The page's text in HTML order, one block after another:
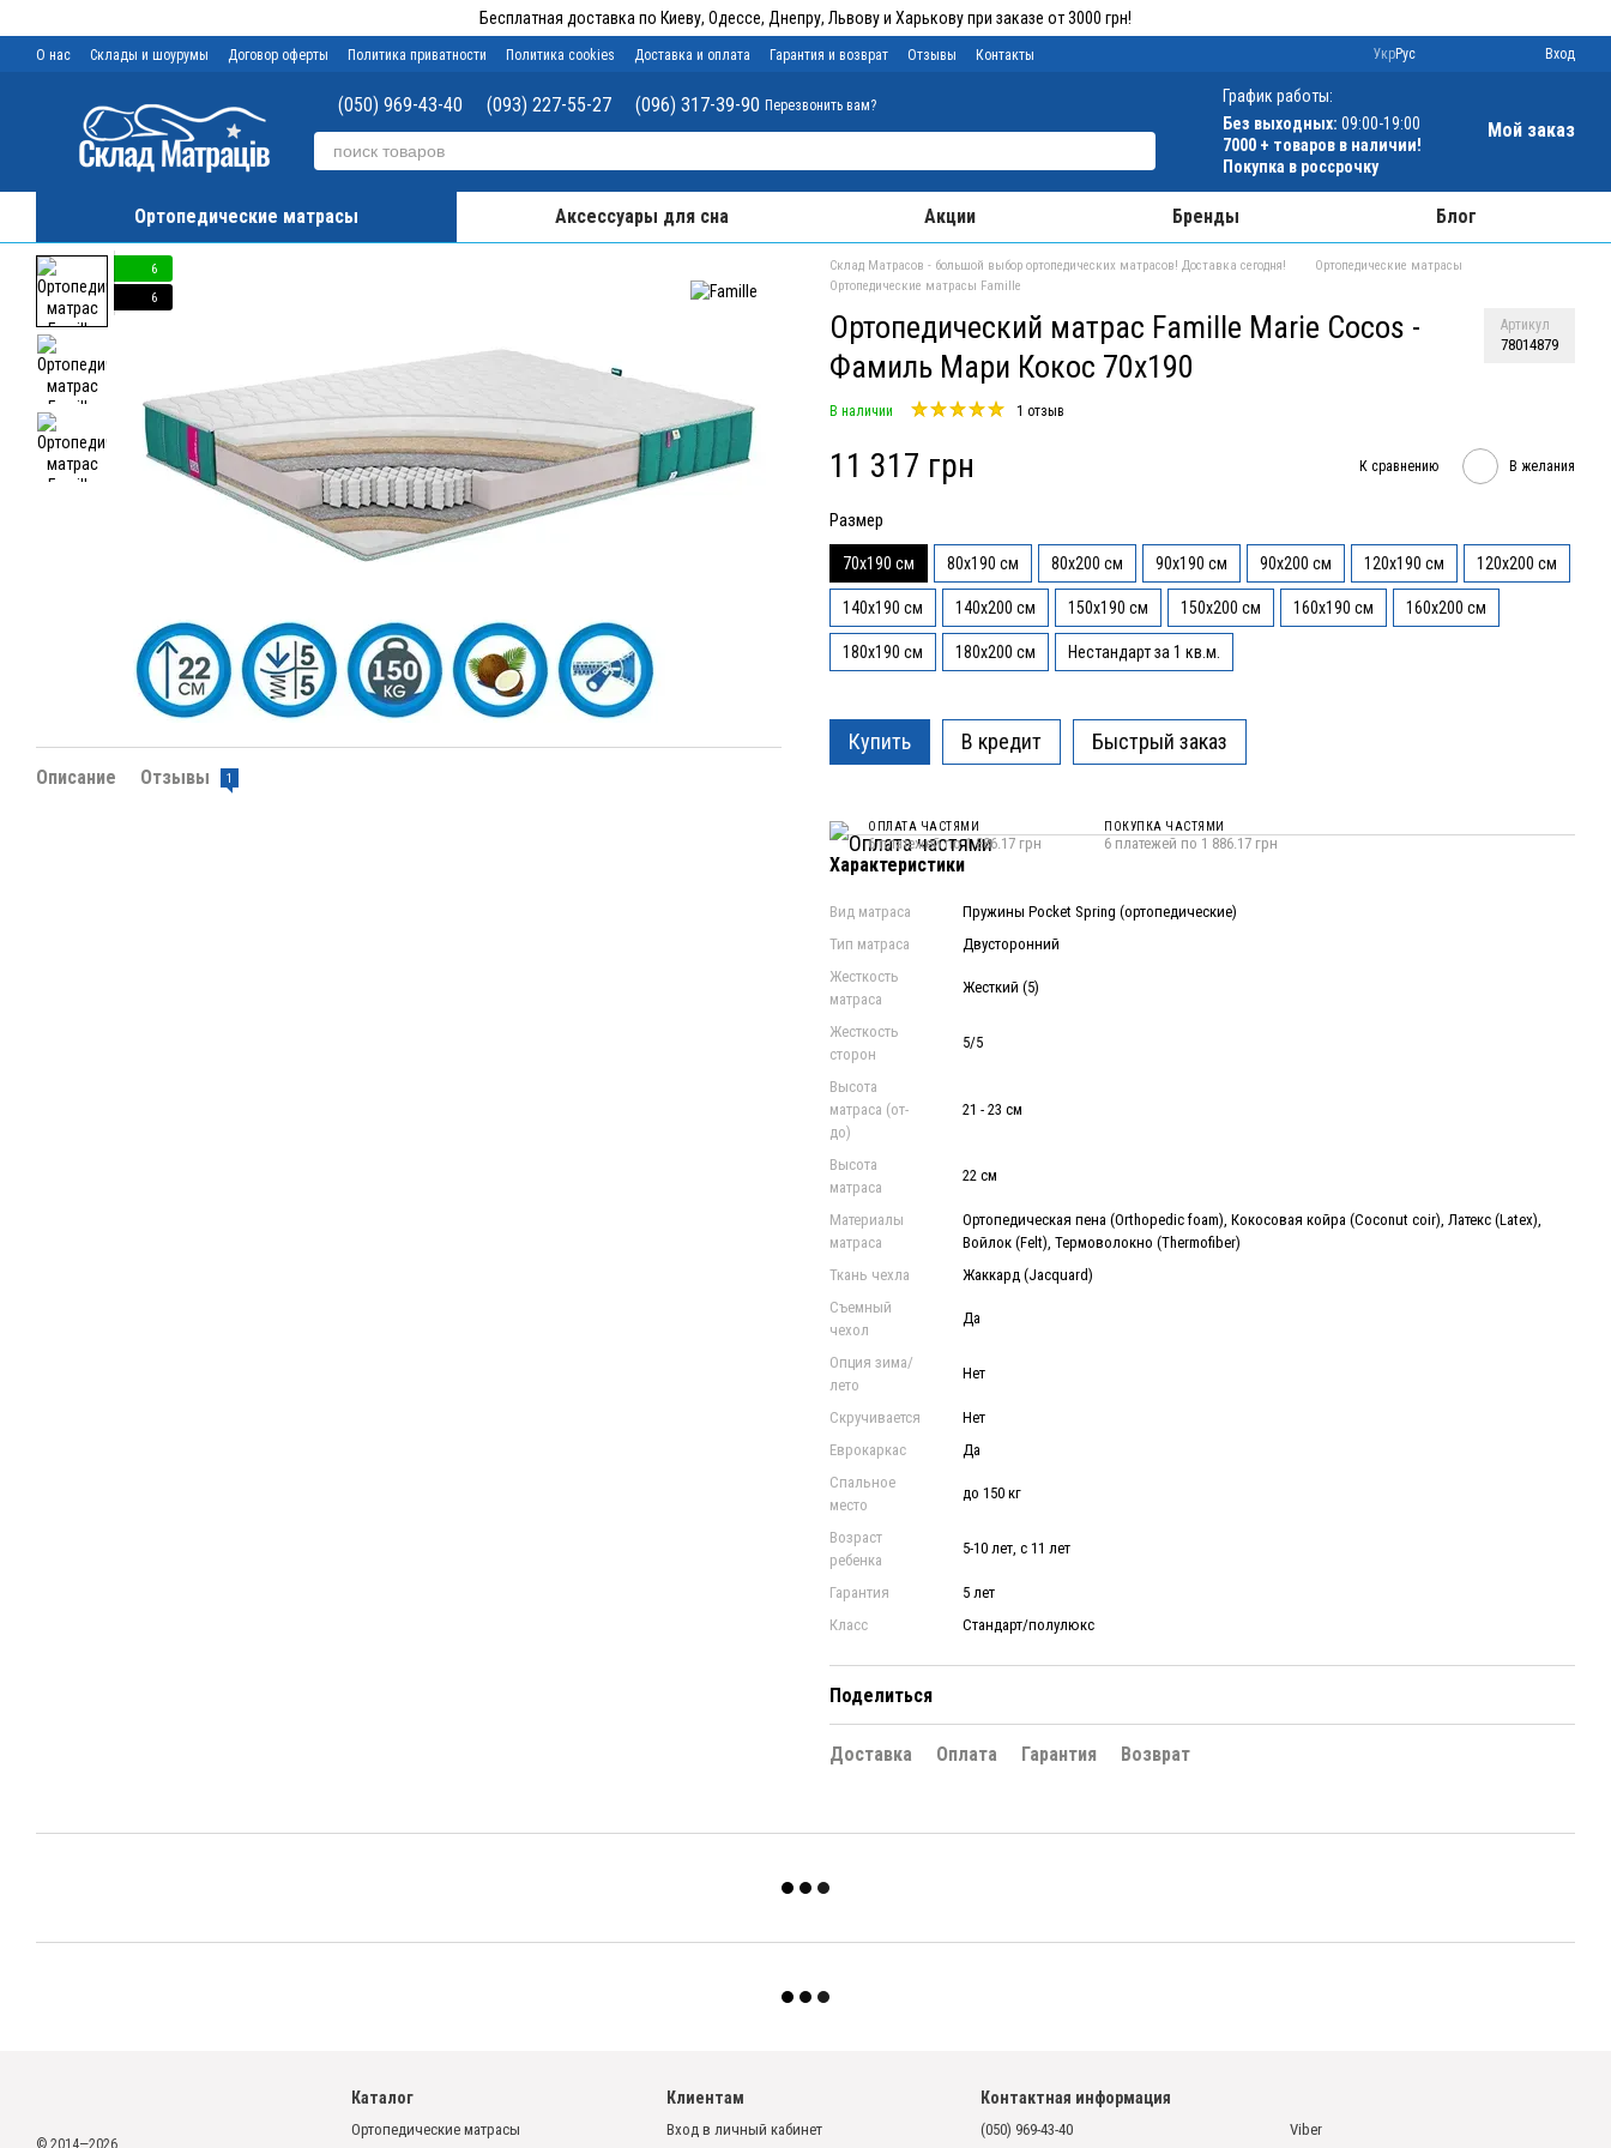
Бесплатная доставка по Киеву, Одессе, Днепру, Львову и Харькову при заказе от 3000 грн!
О нас Склады и шоурумы Договор оферты Политика приватности Политика cookies Доставка и оплата Гарантия и возврат Отзывы Контакты УкрРус Вход
(050) 969-43-40 (093) 227-55-27 (096) 317-39-90 Перезвонить вам?
График работы:
Без выходных: 09:00-19:00
7000 + товаров в наличии!
Покупка в россрочку
Мой заказ
Ортопедические матрасы Аксессуары для сна Акции Бренды Блог
6
6
Описание Отзывы 1
Склад Матрасов - большой выбор ортопедических матрасов! Доставка сегодня!
Ортопедические матрасы
Ортопедические матрасы Famille
Ортопедический матрас Famille Marie Cocos -
Фамиль Мари Кокос 70x190
Артикул
78014879
В наличии 1 отзыв
11 317 грн К сравнению В желания
Размер
70x190 см 80x190 см 80x200 см 90x190 см 90x200 см 120x190 см 120x200 см
140x190 см 140x200 см 150x190 см 150x200 см 160x190 см 160x200 см
180x190 см 180x200 см Нестандарт за 1 кв.м.
Купить В кредит Быстрый заказ
ОПЛАТА ЧАСТЯМИ
6 платежей по 1 886.17 грн
ПОКУПКА ЧАСТЯМИ
6 платежей по 1 886.17 грн
Характеристики
Вид матраса
Пружины Pocket Spring (ортопедические)
Тип матраса
Двусторонний
Жесткость
матраса
Жесткий (5)
Жесткость
сторон
5/5
Высота
матраса (от-
до)
21 - 23 см
Высота
матраса
22 см
Материалы
матраса
Ортопедическая пена (Orthopedic foam), Кокосовая койра (Coconut coir), Латекс (Latex),
Войлок (Felt), Термоволокно (Thermofiber)
Ткань чехла
Жаккард (Jacquard)
Съемный
чехол
Да
Опция зима/
лето
Нет
Скручивается
Нет
Еврокаркас
Да
Спальное
место
до 150 кг
Возраст
ребенка
5-10 лет, с 11 лет
Гарантия
5 лет
Класс
Стандарт/полулюкс
Поделиться
Доставка Оплата Гарантия Возврат
© 2014—2026
Каталог
Ортопедические матрасы
Клиентам
Вход в личный кабинет
Контактная информация
(050) 969-43-40 Viber